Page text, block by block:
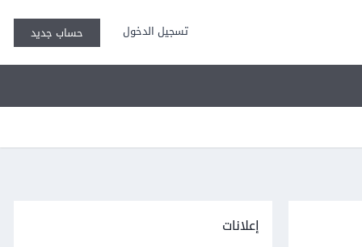
تسجيل الدخول حساب جديد
إعلانات